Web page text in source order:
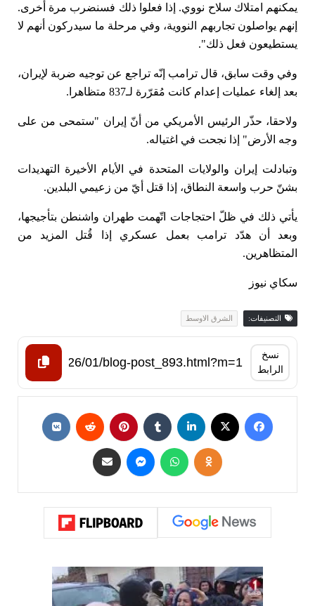
يمكنهم امتلاك سلاح نووي. إذا فعلوا ذلك فسنضرب مرة أخرى.
إنهم يواصلون تجاربهم النووية، وفي مرحلة ما سيدركون أنهم لا
يستطيعون فعل ذلك".
وفي وقت سابق، قال ترامب إنّه تراجع عن توجيه ضربة لإيران،
بعد إلغاء عمليات إعدام كانت مُقرّرة لـ837 متظاهرا.
ولاحقا، حذّر الرئيس الأمريكي من أنّ إيران "ستمحى من على
وجه الأرض" إذا نجحت في اغتياله.
وتبادلت إيران والولايات المتحدة في الأيام الأخيرة التهديدات
بشنّ حرب واسعة النطاق، إذا قتل أيّ من زعيمي البلدين.
يأتي ذلك في ظلّ احتجاجات اتّهمت طهران واشنطن بتأجيجها،
وبعد أن هدّد ترامب بعمل عسكري إذا قُتل المزيد من
المتظاهرين.
سكاي نيوز
التصنيفات: الشرق الاوسط
نسخ
الرابط